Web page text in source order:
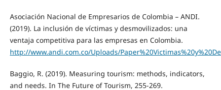
Asociación Nacional de Empresarios de Colombia – ANDI.
(2019). La inclusión de víctimas y desmovilizados: una
ventaja competitiva para las empresas en Colombia.
http://www.andi.com.co/Uploads/
Baggio, R. (2019). Measuring tourism: methods, indicators,
and needs. In The Future of Tourism, 255-269.